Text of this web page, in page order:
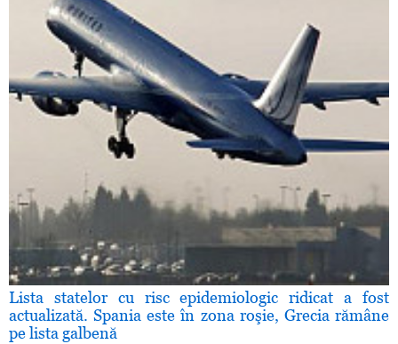
Lista statelor cu risc epidemiologic ridicat a fost
actualizată. Spania este în zona roşie, Grecia rămâne
pe lista galbenă